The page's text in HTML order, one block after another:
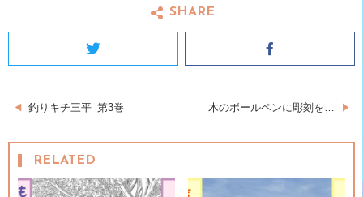
SHARE
Twitter
投
稿
ナ
釣りキチ三平_第3巻 木のボールペンに彫刻を…
RELATED